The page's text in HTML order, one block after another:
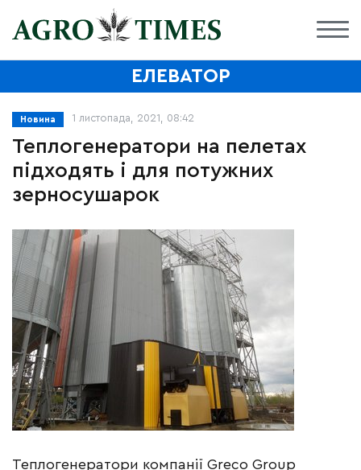
ЕЛЕВАТОР
Новина 1 листопада, 2021, 08:42
Теплогенератори на пелетах
підходять і для потужних
зерносушарок
Теплогенератори компанії Greсo Group